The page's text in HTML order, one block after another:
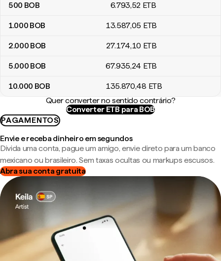
500 BOB 6.793,52 ETB
1.000 BOB 13.587,05 ETB
2.000 BOB 27.174,10 ETB
5.000 BOB 67.935,24 ETB
10.000 BOB 135.870,48 ETB
Quer converter no sentido contrário?
Converter ETB para BOB
PAGAMENTOS
Envie e receba dinheiro em segundos
Divida uma conta, pague um amigo, envie direto para um banco
mexicano ou brasileiro. Sem taxas ocultas ou markups escusos.
Abra sua conta gratuita